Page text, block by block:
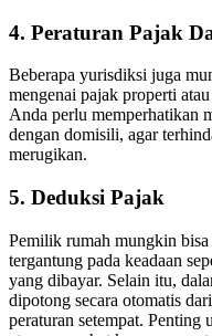
4. Peraturan Pajak
Beberapa yurisdiksi juga
mengenai pajak properti
Anda perlu memperhatikan
dengan domisili, agar
merugikan.
5. Deduksi Pajak
Pemilik rumah mungkin bisa
tergantung pada keadaan
yang dibayar. Selain itu,
dipotong secara otomatis
peraturan setempat. Penting